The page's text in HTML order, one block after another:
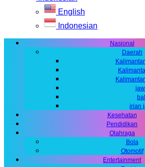
English
Indonesian
Nasional
Daerah
irian
Kesehatan
Pendidikan
Olahraga
Bola
Otomotif
Entertainment